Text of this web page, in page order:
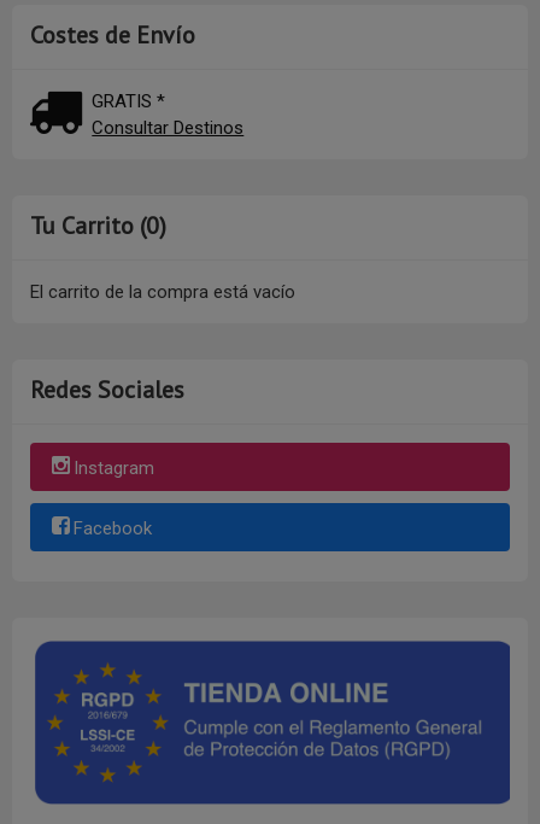
Costes de Envío
GRATIS *
Consultar Destinos
Tu Carrito (0)
El carrito de la compra está vacío
Redes Sociales
Instagram
Facebook